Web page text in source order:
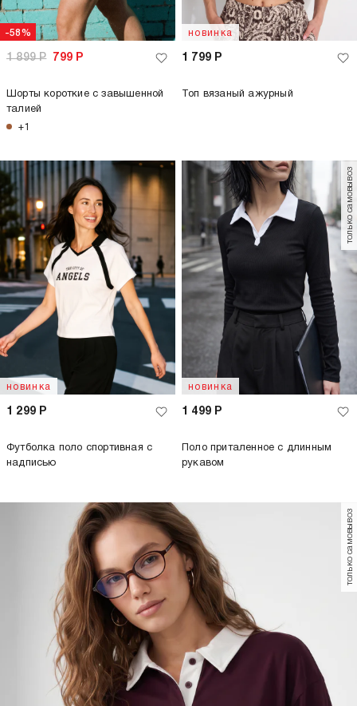
-58%
1 899Р 799 Р
Шорты короткие с завышенной
талией
+1
новинка
1 799 Р
Топ вязаный ажурный
новинка
1 299 Р
Футболка поло спортивная с
надписью
новинка
только самовывоз
1 499 Р
Поло приталенное с длинным
рукавом
только самовывоз